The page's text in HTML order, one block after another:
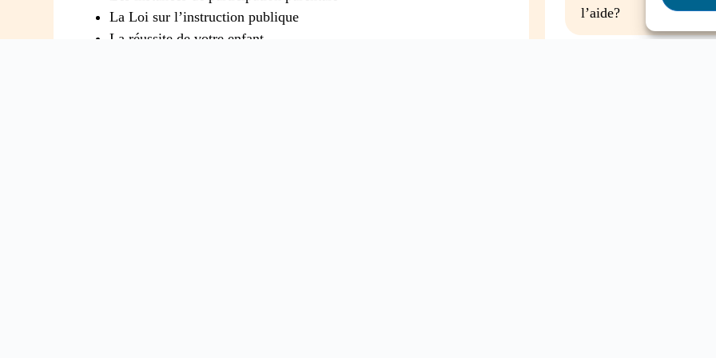
La Loi sur l’instruction publique
La réussite de votre enfant
l’aide?